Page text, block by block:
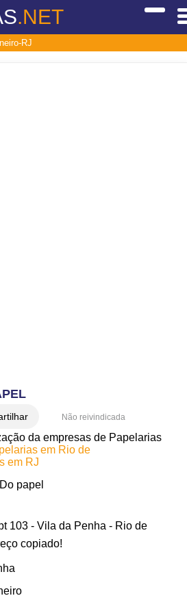
.NET
RJ
Não reivindicada
da empresas de Papelarias
em Rio de
em RJ
papel
103 - Vila da Penha - Rio de
copiado!